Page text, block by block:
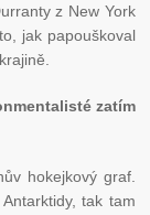
z New York
jak papouškoval
zatím
hokejkový graf.
tak tam